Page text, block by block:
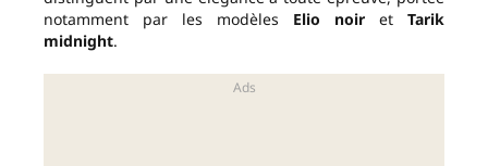
notamment par les modèles Elio noir et Tarik
midnight.